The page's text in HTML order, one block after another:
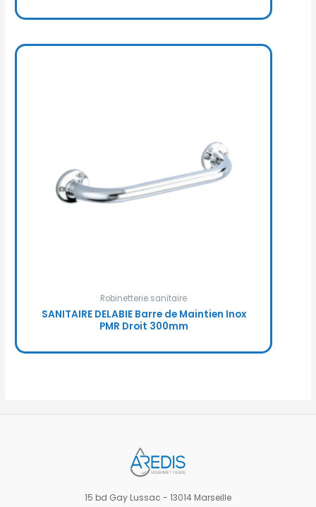
Robinetterie sanitaire
SANITAIRE DELABIE Barre de Maintien Inox
PMR Droit 300mm
15 bd Gay Lussac - 13014 Marseille